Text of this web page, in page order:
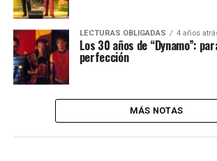
LECTURAS OBLIGADAS 4 años
Los 30 años de “Dynamo”:
perfección
MÁS NOTAS